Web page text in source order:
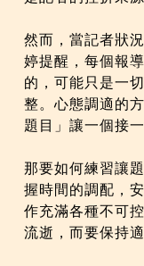
然而，當記者狀
婷提醒，每個報
的，可能只是一
整。心態調適的
題目」讓一個接
那要如何練習讓
握時間的調配，
作充滿各種不可
流逝，而要保持